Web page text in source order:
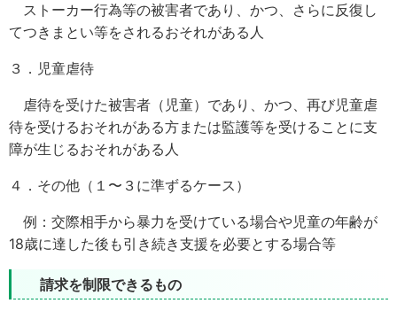
ストーカー行為等の被害者であり、かつ、さらに反復し
てつきまとい等をされるおそれがある人
３．児童虐待
虐待を受けた被害者（児童）であり、かつ、再び児童虐
待を受けるおそれがある方または監護等を受けることに支
障が生じるおそれがある人
４．その他（１〜３に準ずるケース）
例：交際相手から暴力を受けている場合や児童の年齢が
18歳に達した後も引き続き支援を必要とする場合等
請求を制限できるもの